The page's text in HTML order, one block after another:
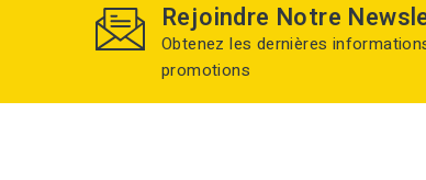
Rejoindre Notre
Obtenez les dernières
promotions